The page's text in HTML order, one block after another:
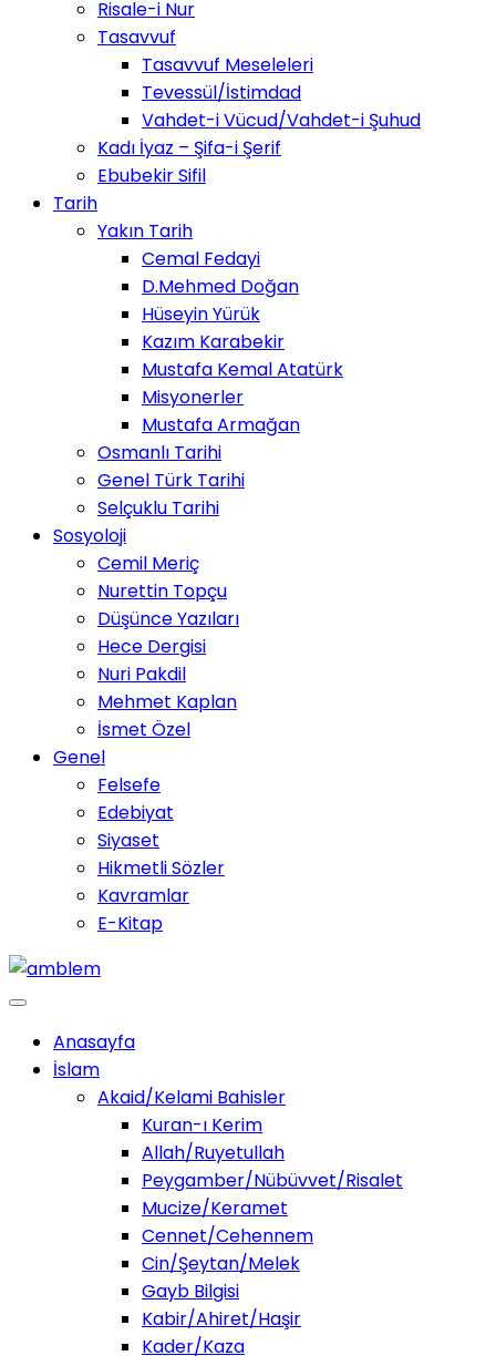
Risale-i Nur
Tasavvuf
Tasavvuf Meseleleri
Tevessül/İstimdad
Vahdet-i Vücud/Vahdet-i Şuhud
Kadı İyaz – Şifa-i Şerif
Ebubekir Sifil
Tarih
Yakın Tarih
Cemal Fedayi
D.Mehmed Doğan
Hüseyin Yürük
Kazım Karabekir
Mustafa Kemal Atatürk
Misyonerler
Mustafa Armağan
Osmanlı Tarihi
Genel Türk Tarihi
Selçuklu Tarihi
Sosyoloji
Cemil Meriç
Nurettin Topçu
Düşünce Yazıları
Hece Dergisi
Nuri Pakdil
Mehmet Kaplan
İsmet Özel
Genel
Felsefe
Edebiyat
Siyaset
Hikmetli Sözler
Kavramlar
E-Kitap
Anasayfa
İslam
Akaid/Kelami Bahisler
Kuran-ı Kerim
Allah/Ruyetullah
Peygamber/Nübüvvet/Risalet
Mucize/Keramet
Cennet/Cehennem
Cin/Şeytan/Melek
Gayb Bilgisi
Kabir/Ahiret/Haşir
Kader/Kaza